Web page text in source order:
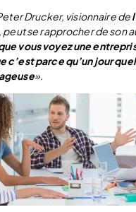
Drucker, visionnaire de
peut se rapprocher de son
vous voyez une
parce qu’un jour
».